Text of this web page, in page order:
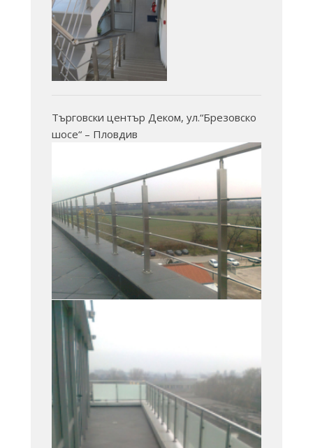
Търговски център Деком, ул.“Брезовско
шосе“ – Пловдив